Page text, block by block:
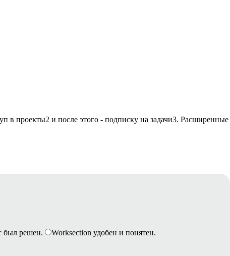
в проекты2 и после этого - подписку на задачи3. Расширенные
был решен. Worksection удобен и понятен.